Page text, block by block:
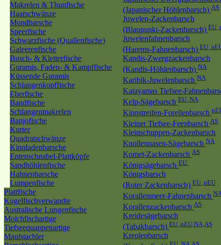
Makrelen & Thunfische
Haarschwänze
Mondbarsche
Speerfische
Schwarzfische (Quallenfische)
Galeerenfische
Busch- & Kletterfische
Guramis, Faden- & Kampffische
Küssende Guramis
Schlangenkopffische
Eberfische
Bandfische
Schlangenmakrelen
Banjofische
Kurter
Quadratschwänze
Kinnladenbarsche
Entenschnabel-Plattköpfe
Sandhöhlenfische
Hahnenbarsche
Lumpenfische
Plattfische
Kugelfischverwandte
Australische Lungenfische
Molchfischartige
Tiefseequappenartige
Maulstachler
(Japanischer Höhlenbarsch) AS
Juwelen-Zackenbarsch
(Blaupunkt-Zackenbarsch) EU
Juwelenfahnenbarsch
(Harems-Fahnenbarsch) EU
Kandis-Zwergzackenbarsch
(Kandis-Höhlenbarsch) NA
Karibik-Juwelenbarsch NA
Katayamas Tiefsee-
Kelp-Sägebarsch EU ,NA
Kinnstreifen-Forellenbarsch
Kleiner Tiefsee-Feenbarsch AS
Kleinschuppen-Zackenbarsch
Knollennasen-Sägebarsch NA
Komet-Zackenbarsch AS
Königsägebarsch EU
Königsbarsch
(Roter Zackenbarsch) EU ,nEU
Korallenmeer-Fahnenbarsch
Korallenzackenbarsch AS
Kreidesägebarsch
(Tabakbarsch) EU ,nEU,NA,AS
Kreolenbarsch